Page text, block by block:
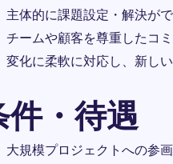
主体的に課題設定・解決が
チームや顧客を尊重したコ
変化に柔軟に対応し、新し
件・待遇
大規模プロジェクトへの参